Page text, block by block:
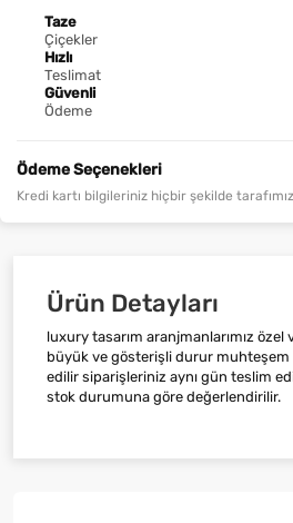
Taze
Çiçekler
Hızlı
Teslimat
Güvenli
Ödeme
Ödeme Seçenekleri
Kredi kartı bilgileriniz hiçbir şekilde
Ürün Detayları
luxury tasarım aranjmanlarımız özel
büyük ve gösterişli durur muhteşem
edilir siparişleriniz aynı gün teslim
stok durumuna göre değerlendirilir.